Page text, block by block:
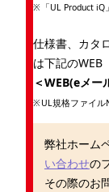
「UL Product iQ
仕様書、カタ
は下記のWEB
＜WEB(eメー
UL規格ファイ
弊社ホーム
い合わせの
その際のお